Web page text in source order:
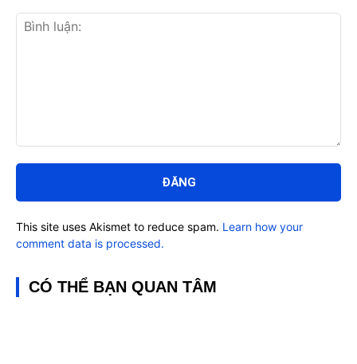
luận:
This site uses Akismet to reduce spam. Learn how your
comment data is processed.
CÓ THỂ BẠN QUAN TÂM